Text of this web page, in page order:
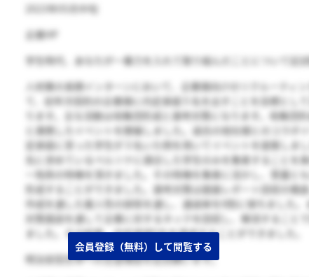
2023年05月中旬
企業HP
学生時代、あなたが一番力を入れて取り組んだことについて記述
人材業の長期インターンにおいて、企業様向けのリクルーティン
て、初年次契約の企業様に内定承諾５名を出すことを目標とし
ります。主な活動は母集団形成と選考対策になります。母集団
と連携したイベントを開催しました。過去の他社様とのコラボ
定承諾に至った学生が３名いた例を用いてイベントを提案しま
先に求めているペルソナに適合した学生のみを集客することを
ー免除の特権を頂きました。その特権を集客に活かし、質量と
形成することができました。選考対策は面接レポート回収の徹
作成を通した属人性の排除を通し、通過率を8割に保ちました。
対策面談を通して企業に対するネックを回収し、解消することで
ました。その結果、内定承諾5名を達成することができました。
明治安田生命への志望理由を記述願います。
会員登録（無料）して閲覧する